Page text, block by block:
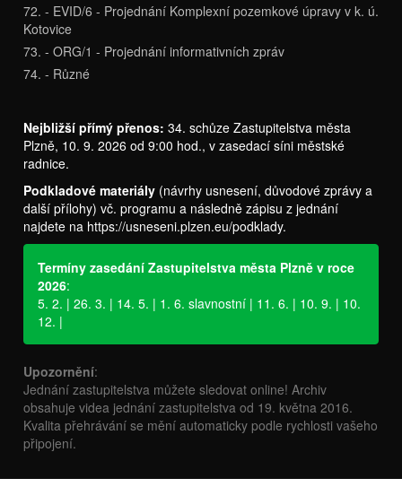
72. - EVID/6 - Projednání Komplexní pozemkové úpravy v k. ú.
Kotovice
73. - ORG/1 - Projednání informativních zpráv
74. - Různé
Nejbližší přímý přenos: 34. schůze Zastupitelstva města
Plzně, 10. 9. 2026 od 9:00 hod., v zasedací síni městské
radnice.
Podkladové materiály (návrhy usnesení, důvodové zprávy a
další přílohy) vč. programu a následně zápisu z jednání
najdete na https://usneseni.plzen.eu/podklady.
Termíny zasedání Zastupitelstva města Plzně v roce
2026:
5. 2. | 26. 3. | 14. 5. | 1. 6. slavnostní | 11. 6. | 10. 9. | 10.
12. |
Upozornění:
Jednání zastupitelstva můžete sledovat online! Archiv
obsahuje videa jednání zastupitelstva od 19. května 2016.
Kvalita přehrávání se mění automaticky podle rychlosti vašeho
připojení.